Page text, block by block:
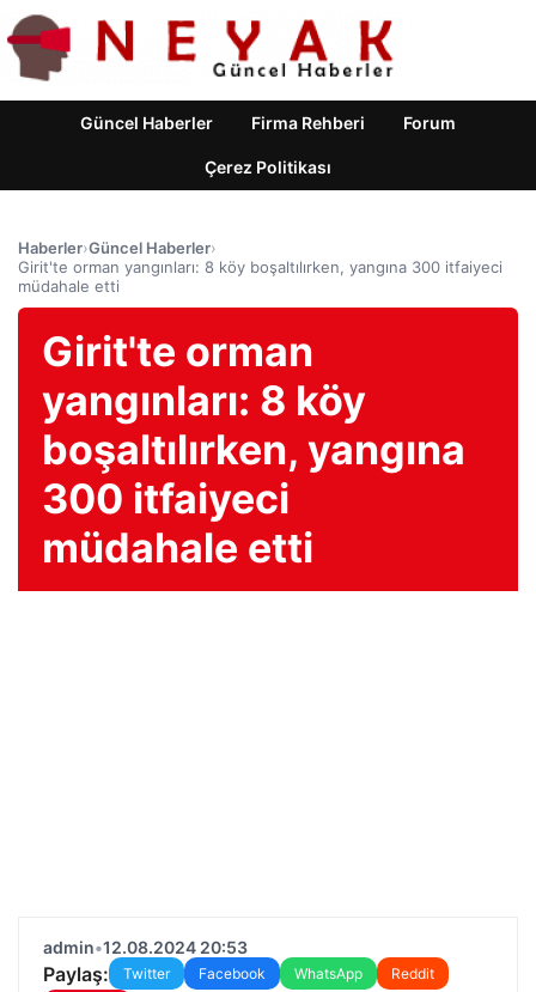
Güncel Haberler Firma Rehberi Forum
Çerez Politikası
Haberler›Güncel Haberler›
Girit'te orman yangınları: 8 köy boşaltılırken, yangına 300 itfaiyeci
müdahale etti
Girit'te orman
yangınları: 8 köy
boşaltılırken, yangına
300 itfaiyeci
müdahale etti
admin•12.08.2024 20:53
Paylaş: Twitter Facebook WhatsApp
Reddit